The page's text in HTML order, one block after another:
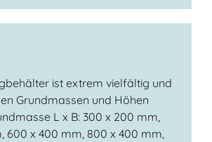
ist extrem vielfältig und
Grundmassen und Höhen
L x B: 300 x 200 mm,
600 x 400 mm, 800 x 400 mm,